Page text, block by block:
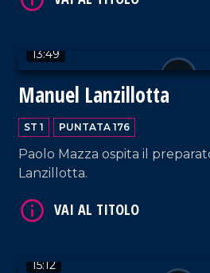
13:49
Manuel Lanzillotta
ST 1 PUNTATA 176
Paolo Mazza ospita il
Lanzillotta.
15:12
VAI AL TITOLO